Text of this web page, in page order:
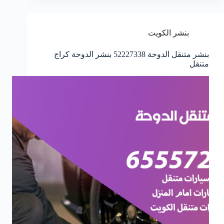
بنشر الكويت
بنشر متنقل الدوحة 52227338 بنشر الدوحة كراج
متنقل